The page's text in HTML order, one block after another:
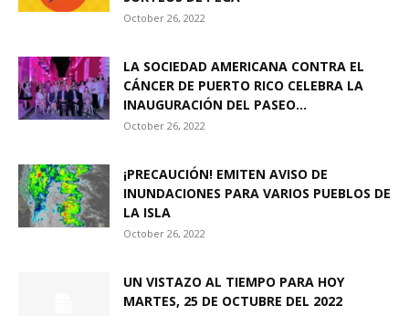
October 26, 2022
LA SOCIEDAD AMERICANA CONTRA EL
CÁNCER DE PUERTO RICO CELEBRA LA
INAUGURACIÓN DEL PASEO...
October 26, 2022
¡PRECAUCIÓN! EMITEN AVISO DE
INUNDACIONES PARA VARIOS PUEBLOS DE
LA ISLA
October 26, 2022
UN VISTAZO AL TIEMPO PARA HOY
MARTES, 25 DE OCTUBRE DEL 2022